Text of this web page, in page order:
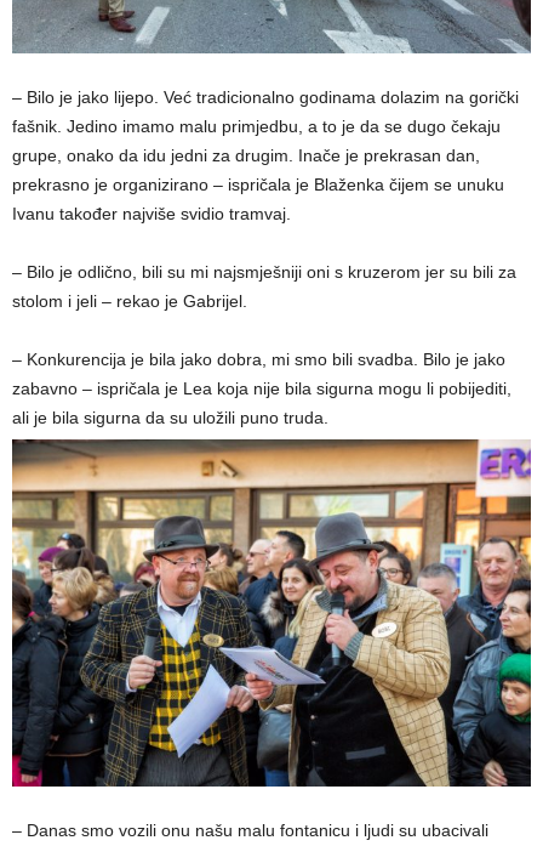
– Bilo je jako lijepo. Već tradicionalno godinama dolazim na gorički
fašnik. Jedino imamo malu primjedbu, a to je da se dugo čekaju
grupe, onako da idu jedni za drugim. Inače je prekrasan dan,
prekrasno je organizirano – ispričala je Blaženka čijem se unuku
Ivanu također najviše svidio tramvaj.
– Bilo je odlično, bili su mi najsmješniji oni s kruzerom jer su bili za
stolom i jeli – rekao je Gabrijel.
– Konkurencija je bila jako dobra, mi smo bili svadba. Bilo je jako
zabavno – ispričala je Lea koja nije bila sigurna mogu li pobijediti,
ali je bila sigurna da su uložili puno truda.
– Danas smo vozili onu našu malu fontanicu i ljudi su ubacivali